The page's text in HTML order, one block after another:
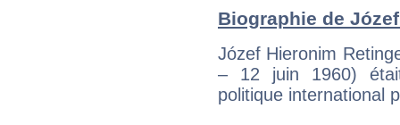
Biographie de
Józef Hieronim
– 12 juin 1960)
politique international